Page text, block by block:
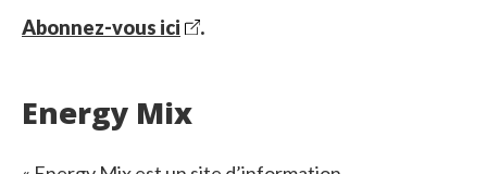
Abonnez-vous ici .
Energy Mix